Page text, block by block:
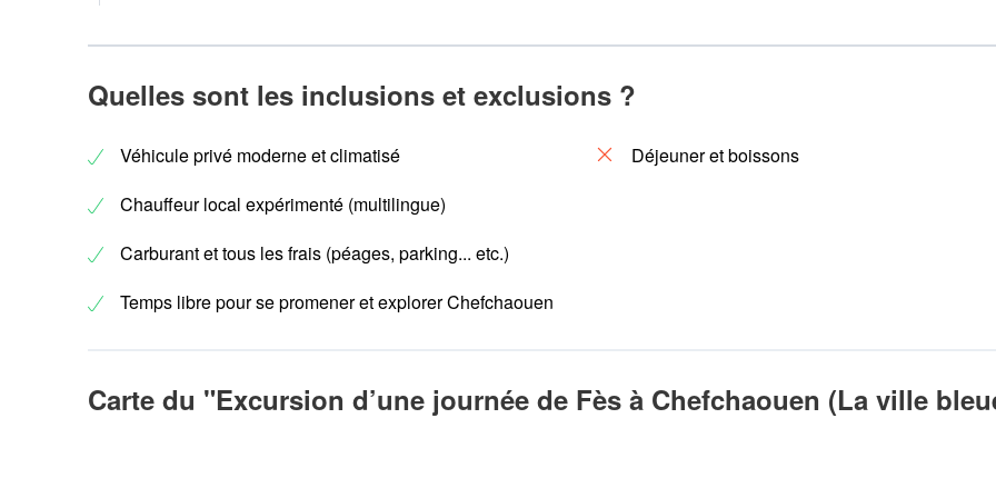
Quelles sont les inclusions et exclusions ?
Véhicule privé moderne et climatisé
Chauffeur local expérimenté (multilingue)
Carburant et tous les frais (péages, parking... etc.)
Temps libre pour se promener et explorer Chefchaouen
Déjeuner et boissons
Carte du "Excursion d’une journée de Fès à Chefchaouen (La ville